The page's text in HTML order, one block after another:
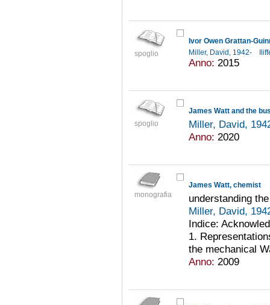
spoglio
Ivor Owen Grattan-
Miller, David, 1942-
Anno: 2015
spoglio
James Watt and the
Miller, David,
Anno: 2020
monografia
James Watt, chemist
understanding
Miller, David,
Indice:
1.
the mechanical
Anno: 2009